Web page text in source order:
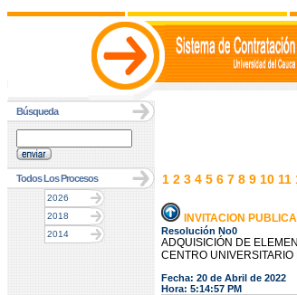
Búsqueda
Todos Los Procesos
2026
2018
2014
1 2 3 4 5 6 7 8 9 10 11
INVITACION
Resolución No0
ADQUISICIÓN DE
CENTRO
Fecha: 20 de Abril de 2022
Hora: 5:14:57 PM